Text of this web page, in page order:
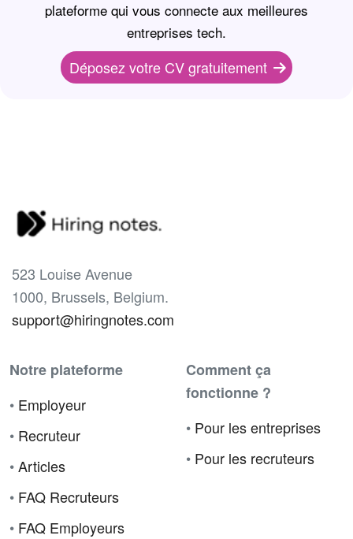
plateforme qui vous connecte aux meilleures
entreprises tech.
Déposez votre CV gratuitement
523 Louise Avenue
1000, Brussels, Belgium.
support@hiringnotes.com
Notre plateforme
• Employeur
• Recruteur
•Articles
• FAQ Recruteurs
• FAQ Employeurs
Comment ça
fonctionne ?
• Pour les entreprises
• Pour les recruteurs